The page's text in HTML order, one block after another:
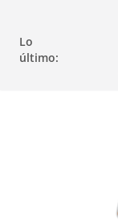
contenido
navegación
contenido
Lo
último: